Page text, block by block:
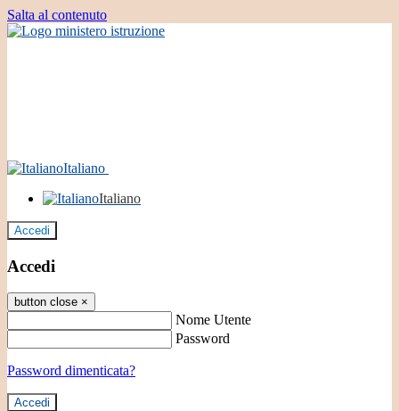
Salta al contenuto
Italiano
Italiano
Accedi
Accedi
button close ×
Nome Utente
Password
Password dimenticata?